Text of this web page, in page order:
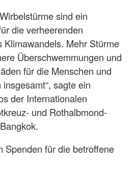
sind ein
die verheerenden
Klimawandels. Mehr Stürme
Überschwemmungen und
für die Menschen und
sagte ein
der Internationalen
und Rothalbmond-
Spenden für die betroffene